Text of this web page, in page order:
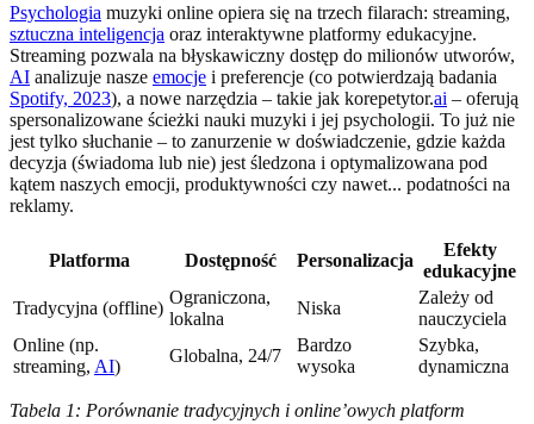
Psychologia muzyki online opiera się na trzech filarach: streaming,
sztuczna inteligencja oraz interaktywne platformy edukacyjne.
Streaming pozwala na błyskawiczny dostęp do milionów utworów,
AI analizuje nasze emocje i preferencje (co potwierdzają badania
Spotify, 2023), a nowe narzędzia – takie jak korepetytor.ai – oferują
spersonalizowane ścieżki nauki muzyki i jej psychologii. To już nie
jest tylko słuchanie – to zanurzenie w doświadczenie, gdzie każda
decyzja (świadoma lub nie) jest śledzona i optymalizowana pod
kątem naszych emocji, produktywności czy nawet... podatności na
reklamy.
Platforma Dostępność Personalizacja
Efekty
edukacyjne
Tradycyjna (offline)
Ograniczona,
lokalna
Niska
Zależy od
nauczyciela
Online (np.
streaming, AI)
Globalna, 24/7
Bardzo
wysoka
Szybka,
dynamiczna
Tabela 1: Porównanie tradycyjnych i online’owych platform